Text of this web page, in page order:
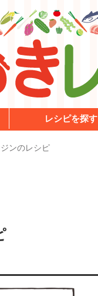
レシピを探す
ジンのレシピ